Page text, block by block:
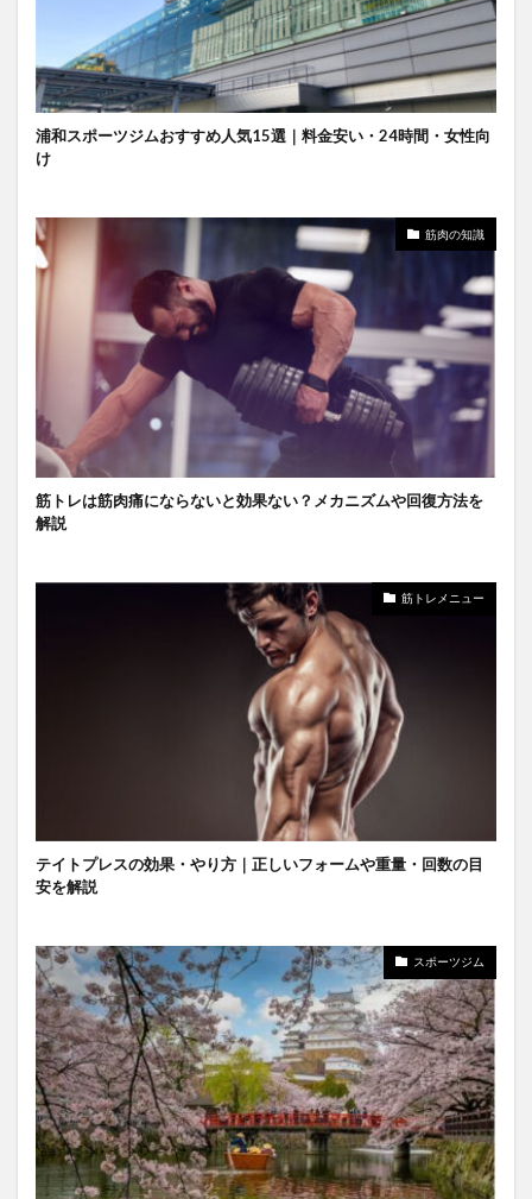
浦和スポーツジムおすすめ人気15選｜料金安い・24時間・女性向
け
筋肉の知識
筋トレは筋肉痛にならないと効果ない？メカニズムや回復方法を
解説
筋トレメニュー
テイトプレスの効果・やり方｜正しいフォームや重量・回数の目
安を解説
スポーツジム